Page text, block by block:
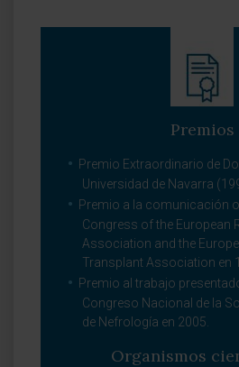
Premios
Premio Extraordinario de
Universidad de Navarra
Premio a la comunicación
Congress of the European
Association and the
Transplant Association en
Premio al trabajo
Congreso Nacional de la
de Nefrología en 2005.
Organismos